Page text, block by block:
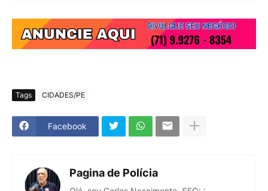
Tags CIDADES/PE
Facebook
Pagina de Polícia